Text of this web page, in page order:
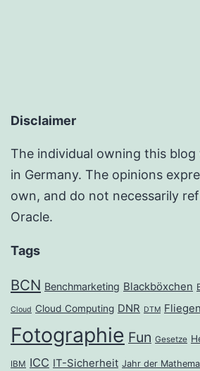
Disclaimer
The individual owning this
in Germany. The opinions
own, and do not necessarily
Oracle.
Tags
BCN Benchmarketing Blackböxchen
Cloud Cloud Computing DNR DTM Fliegen
Fotographie Fun Gesetze
IBM ICC IT-Sicherheit Jahr der